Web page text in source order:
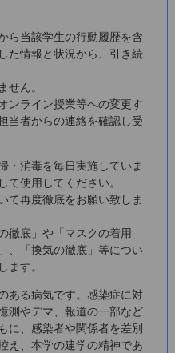
ら当該学生の行動履歴を含
た情報と状況から、引き続
せん。
ンライン授業等への変更す
当者からの連絡を確認し受
・消毒を毎日実施していま
て使用してください。
て再度徹底をお願い致しま
徹底」や「マスクの着用
、「換気の徹底」等につい
ます。
ある病気です。感染症に対
測やデマ、報道の一部など
に、感染者や関係者を差別
え、本学の建学の精神であ